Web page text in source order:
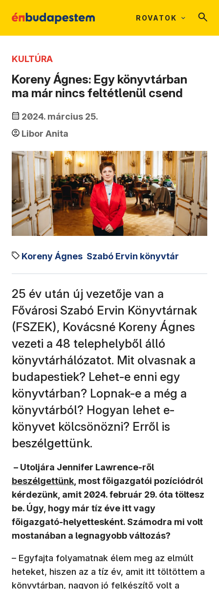
ROVATOK
KULTÚRA
Koreny Ágnes: Egy könyvtárban
ma már nincs feltétlenül csend
2024. március 25.
Libor Anita
Koreny Ágnes Szabó Ervin könyvtár
25 év után új vezetője van a
Fővárosi Szabó Ervin Könyvtárnak
(FSZEK), Kovácsné Koreny Ágnes
vezeti a 48 telephelyből álló
könyvtárhálózatot. Mit olvasnak a
budapestiek? Lehet-e enni egy
könyvtárban? Lopnak-e a még a
könyvtárból? Hogyan lehet e-
könyvet kölcsönözni? Erről is
beszélgettünk.
– Utoljára Jennifer Lawrence-ről
beszélgettünk , most főigazgatói pozíciódról
kérdezünk, amit 2024. február 29. óta töltesz
be. Úgy, hogy már tíz éve itt vagy
főigazgató-helyettesként. Számodra mi volt
mostanában a legnagyobb változás?
– Egyfajta folyamatnak élem meg az elmúlt
heteket, hiszen az a tíz év, amit itt töltöttem a
könyvtárban, nagyon jó felkészítő volt a